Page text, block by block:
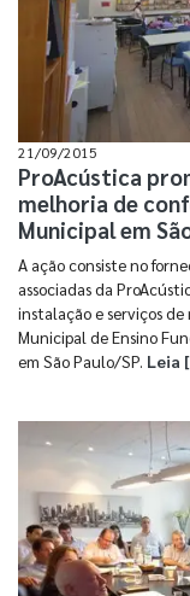
21/09/2015
ProAcústica
melhoria de
Municipal em
A ação consiste no
associadas da
instalação e serviços de
Municipal de Ensino
em São Paulo/SP. Leia